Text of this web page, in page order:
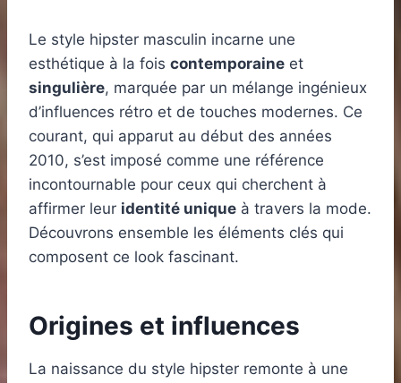
Le style hipster masculin incarne une
esthétique à la fois contemporaine et
singulière, marquée par un mélange ingénieux
d’influences rétro et de touches modernes. Ce
courant, qui apparut au début des années
2010, s’est imposé comme une référence
incontournable pour ceux qui cherchent à
affirmer leur identité unique à travers la mode.
Découvrons ensemble les éléments clés qui
composent ce look fascinant.
Origines et influences
La naissance du style hipster remonte à une